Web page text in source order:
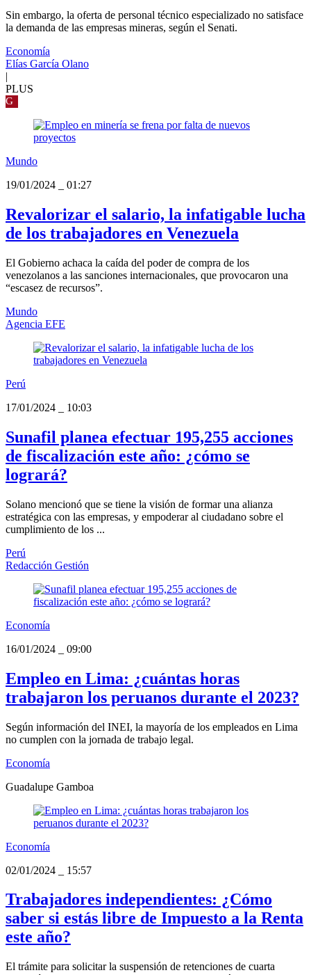
Sin embargo, la oferta de personal técnico especializado no satisface
la demanda de las empresas mineras, según el Senati.
Economía
Elías García Olano
|
PLUS
G
Mundo
19/01/2024
01:27
Revalorizar el salario, la infatigable lucha
de los trabajadores en Venezuela
El Gobierno achaca la caída del poder de compra de los
venezolanos a las sanciones internacionales, que provocaron una
“escasez de recursos”.
Mundo
Agencia EFE
Perú
17/01/2024
10:03
Sunafil planea efectuar 195,255 acciones
de fiscalización este año: ¿cómo se
logrará?
Solano mencionó que se tiene la visión de formar una alianza
estratégica con las empresas, y empoderar al ciudadano sobre el
cumplimiento de los ...
Perú
Redacción Gestión
Economía
16/01/2024
09:00
Empleo en Lima: ¿cuántas horas
trabajaron los peruanos durante el 2023?
Según información del INEI, la mayoría de los empleados en Lima
no cumplen con la jornada de trabajo legal.
Economía
Guadalupe Gamboa
Economía
02/01/2024
15:57
Trabajadores independientes: ¿Cómo
saber si estás libre de Impuesto a la Renta
este año?
El trámite para solicitar la suspensión de retenciones de cuarta